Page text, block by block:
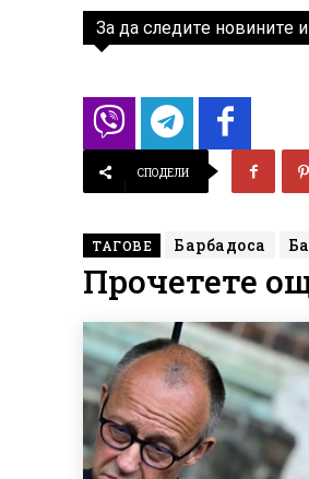
За да следите новините
СПОДЕЛИ
ТАГОВЕ Барбадоса
Прочетете